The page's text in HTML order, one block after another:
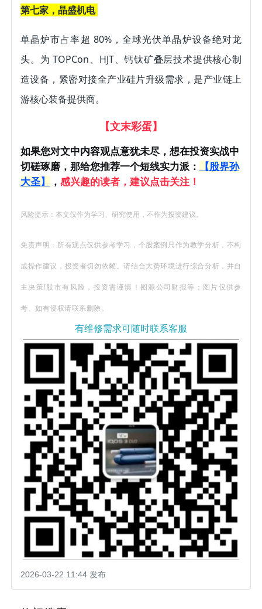
第七家，晶盛机电
单晶炉市占率超 80%，全球光伏单晶炉设备绝对龙
头。为 TOPCon、HJT、钙钛矿叠层技术提供核心制
造设备，紧密对接全产业硅片升级需求，是产业链上
游核心装备提供商。
【文末彩蛋】
如果您对文中内容观点意犹未尽，想在投资实战中
切磋琢磨，那给您推荐一个短线实力派：
【股界孙
大圣】 ， 感兴趣的读者，建议点击关注！
风险提示：本文仅作为学习、研究使用，不作为投资建议。
免责声明：所有观点仅供参考学习，个股案例只作为教学分析，不构
成操作建议，投资者切勿依赖。请结合大势环境进行综合分析，并自
主决策!股市有风险，投资需谨慎！图源公司财报等；图片仅供参
考、如有侵权请联系删除。
有维修需求可随时联系客服
2026-03-22 11:44 发布